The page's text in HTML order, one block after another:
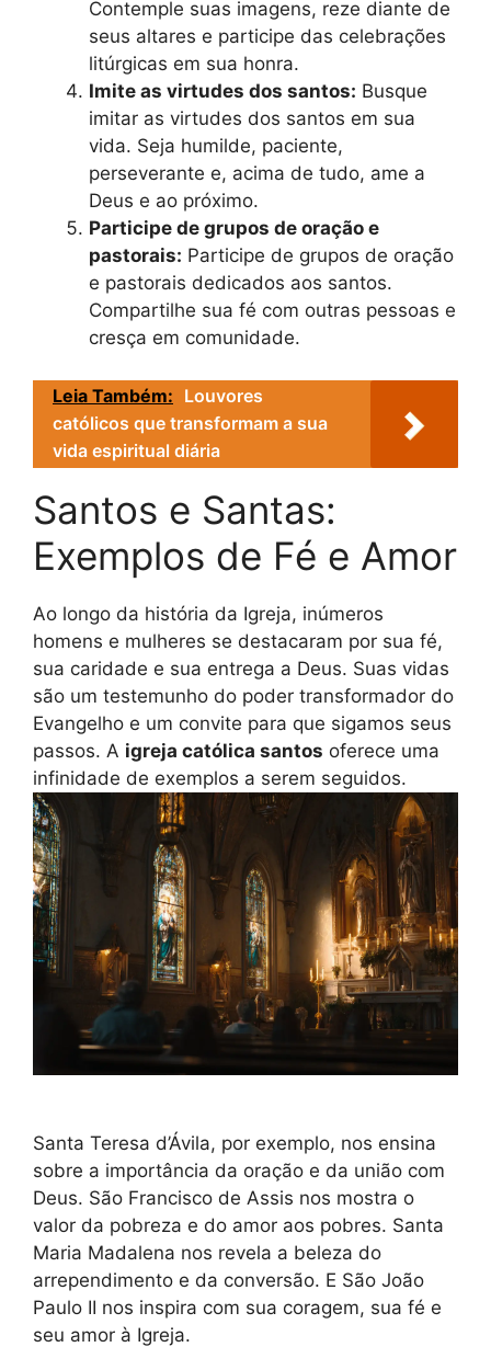
Contemple suas imagens, reze diante de
seus altares e participe das celebrações
litúrgicas em sua honra.
Imite as virtudes dos santos: Busque
imitar as virtudes dos santos em sua
vida. Seja humilde, paciente,
perseverante e, acima de tudo, ame a
Deus e ao próximo.
Participe de grupos de oração e
pastorais: Participe de grupos de oração
e pastorais dedicados aos santos.
Compartilhe sua fé com outras pessoas e
cresça em comunidade.
Leia Também: Louvores
católicos que transformam a sua
vida espiritual diária
Santos e Santas:
Exemplos de Fé e Amor
Ao longo da história da Igreja, inúmeros
homens e mulheres se destacaram por sua fé,
sua caridade e sua entrega a Deus. Suas vidas
são um testemunho do poder transformador do
Evangelho e um convite para que sigamos seus
passos. A igreja católica santos oferece uma
infinidade de exemplos a serem seguidos.
Santa Teresa d’Ávila, por exemplo, nos ensina
sobre a importância da oração e da união com
Deus. São Francisco de Assis nos mostra o
valor da pobreza e do amor aos pobres. Santa
Maria Madalena nos revela a beleza do
arrependimento e da conversão. E São João
Paulo II nos inspira com sua coragem, sua fé e
seu amor à Igreja.